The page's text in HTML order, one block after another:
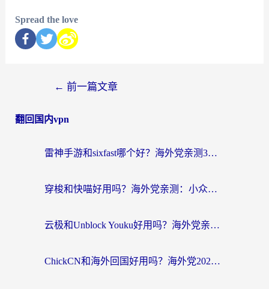
Spread the love
← 前一篇文章
翻回国内vpn
雷神手游和sixfast哪个好？海外党亲测3款回国加速器，教你选对不踩坑
穿梭和快喵好用吗？海外党亲测：小众加速器对比+番茄加速器深度体验
云极和Unblock Youku好用吗？海外党亲测+2026回国加速器避坑指南
ChickCN和海外回国好用吗？海外党2026亲测：从手游到影音，选对加速器的3个关键